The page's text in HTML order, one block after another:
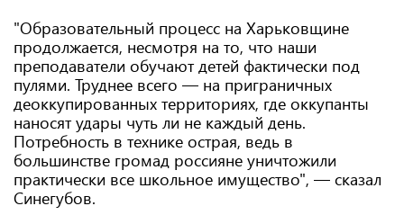
"Образовательный процесс на Харьковщине
продолжается, несмотря на то, что наши
преподаватели обучают детей фактически под
пулями. Труднее всего — на приграничных
деоккупированных территориях, где оккупанты
наносят удары чуть ли не каждый день.
Потребность в технике острая, ведь в
большинстве громад россияне уничтожили
практически все школьное имущество", — сказал
Синегубов.